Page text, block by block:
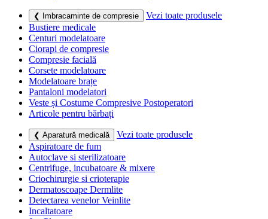
❮ Imbracaminte de compresie
Vezi toate produsele
Bustiere medicale
Centuri modelatoare
Ciorapi de compresie
Compresie facială
Corsete modelatoare
Modelatoare brațe
Pantaloni modelatori
Veste și Costume Compresive Postoperatori
Articole pentru bărbați
❮ Aparatură medicală
Vezi toate produsele
Aspiratoare de fum
Autoclave si sterilizatoare
Centrifuge, incubatoare & mixere
Criochirurgie si crioterapie
Dermatoscoape Dermlite
Detectarea venelor Veinlite
Incaltatoare